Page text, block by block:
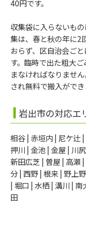
40円です。
収集袋に入らないも
集は、春と秋の年に2
おらず、区自治会ご
す。臨時で出た粗大
まなければなりませ
され無料で搬入ができ
岩出市の対応エ
相谷 | 赤垣内 | 尼ケ辻
押川 | 金池 | 金屋 | 川
新田広芝 | 曽屋 | 高瀬
分 | 西野 | 根来 | 野上
| 堀口 | 水栖 | 溝川 | 南
田